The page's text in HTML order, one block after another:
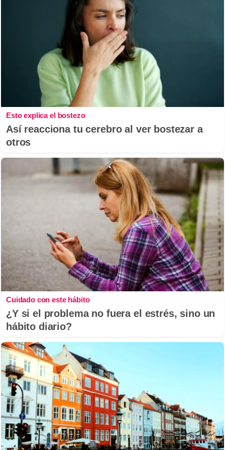
Esto explica el bostezo
Así reacciona tu cerebro al ver bostezar a
otros
Cuidado con este hábito
¿Y si el problema no fuera el estrés, sino un
hábito diario?